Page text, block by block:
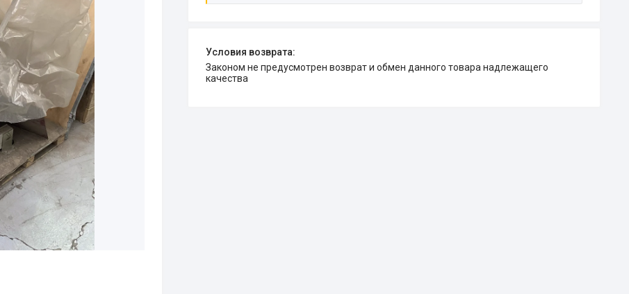
Законом не предусмотрен возврат и обмен данного товара надлежащего
качества